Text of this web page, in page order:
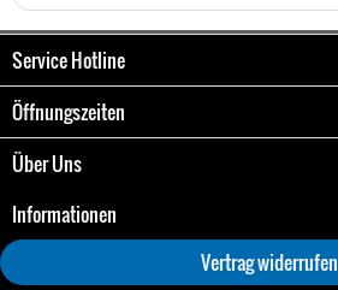
Service Hotline
Öffnungszeiten
Über Uns
Informationen
Vertrag widerrufen